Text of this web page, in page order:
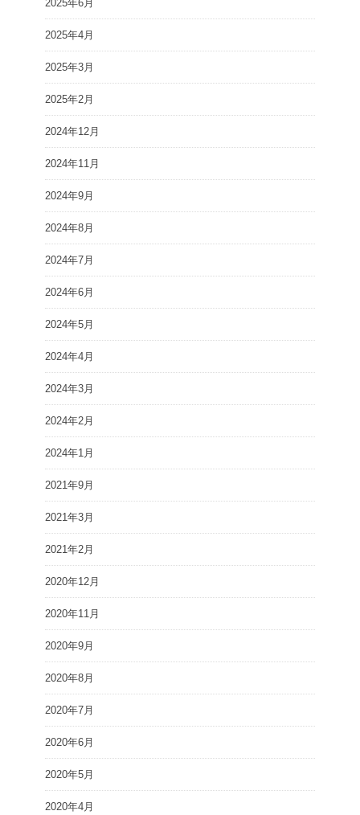
2025年6月
2025年4月
2025年3月
2025年2月
2024年12月
2024年11月
2024年9月
2024年8月
2024年7月
2024年6月
2024年5月
2024年4月
2024年3月
2024年2月
2024年1月
2021年9月
2021年3月
2021年2月
2020年12月
2020年11月
2020年9月
2020年8月
2020年7月
2020年6月
2020年5月
2020年4月